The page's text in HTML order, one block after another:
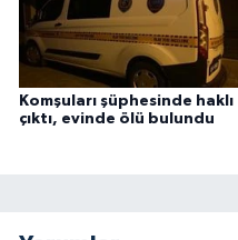
Komşuları şüphesinde haklı
çıktı, evinde ölü bulundu